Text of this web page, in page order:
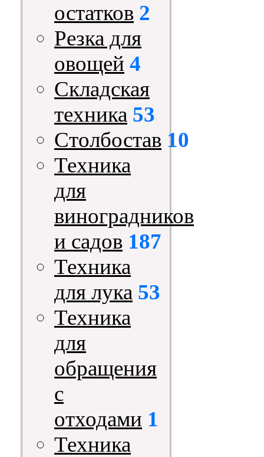
остатков 2
Резка для
овощей 4
Складская
техника 53
Столбостав 10
Техника
для
виноградников
и садов 187
Техника
для лука 53
Техника
для
обращения
с
отходами 1
Техника